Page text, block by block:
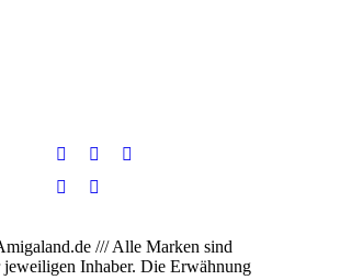
/// Alle Marken sind
Inhaber. Die Erwähnung